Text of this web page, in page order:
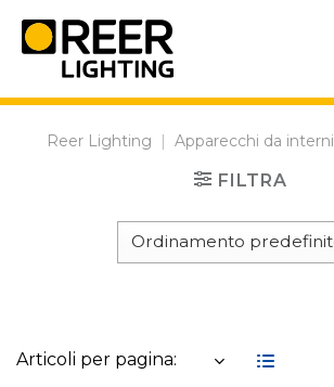
content
Reer Lighting | Apparecchi da interni
FILTRA
Articoli per pagina: